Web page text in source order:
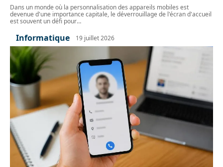
Dans un monde où la personnalisation des appareils mobiles est
devenue d'une importance capitale, le déverrouillage de l'écran d'accueil
est souvent un défi pour…
Informatique 19 juillet 2026